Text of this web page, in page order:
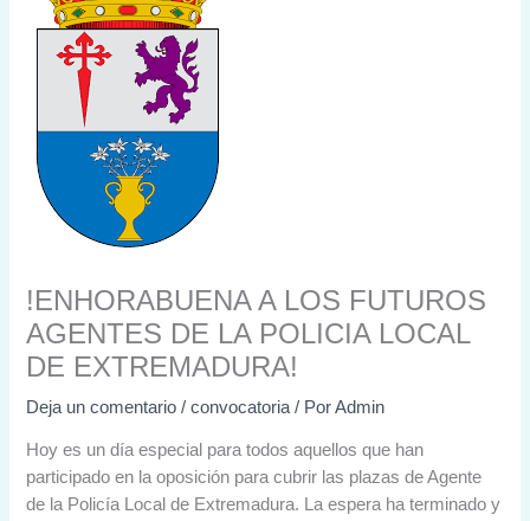
!ENHORABUENA A LOS FUTUROS
AGENTES DE LA POLICIA LOCAL
DE EXTREMADURA!
Deja un comentario /convocatoria / PorAdmin
Hoy es un día especial para todos aquellos que han
participado en la oposición para cubrir las plazas de Agente
de la Policía Local de Extremadura. La espera ha terminado y